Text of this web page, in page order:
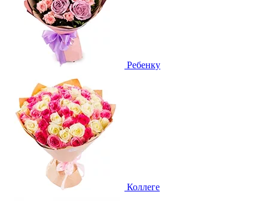
Ребенку
Коллеге